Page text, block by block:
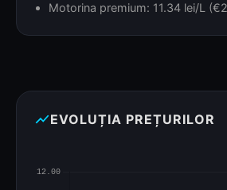
Motorina premium: 11.34 lei/L
show_chartEVOLUȚIA PREȚURILOR